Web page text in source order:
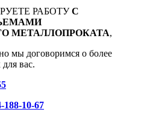
РАБОТУС
МЕТАЛЛОПРОКАТА,
мы договоримся о более
вас.
188-10-67